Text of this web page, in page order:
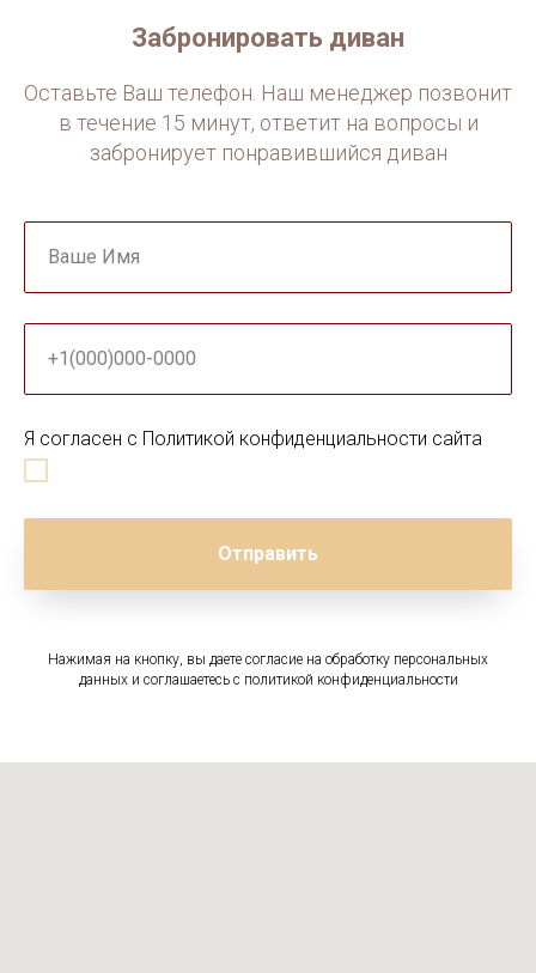
Забронировать диван
Оставьте Ваш телефон. Наш менеджер позвонит
в течение 15 минут, ответит на вопросы и
забронирует понравившийся диван
Ваше Имя
+1(000)000-0000
Я согласен с Политикой конфиденциальности сайта
Отправить
Нажимая на кнопку, вы даете согласие на обработку персональных
данных и соглашаетесь c политикой конфиденциальности